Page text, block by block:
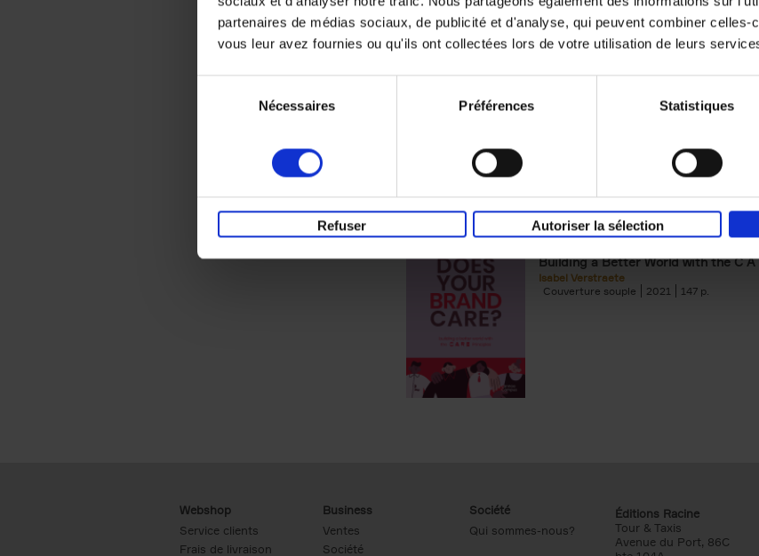
partenaires de médias sociaux, de publicité et d'analyse, qui peuvent combiner
vous leur avez fournies ou qu'ils ont collectées lors de votre utilisation de leurs
Nécessaires Préférences Statistiques
Refuser Autoriser la sélection
Building Bonds = Building
Does Your Brand Care?
Building a Better World with the C A
Isabel Verstraete
Couverture souple
2021 147
Webshop
Service clients
Frais de livraison
Business
Ventes
Société
Société
Qui sommes-nous?
Éditions Racine
Tour & Taxis
Avenue du Port, 86C